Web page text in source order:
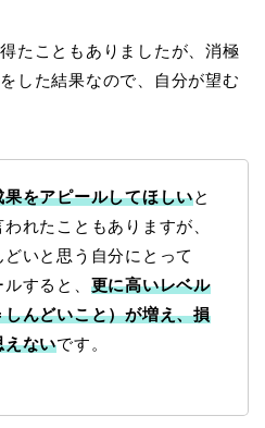
たこともありましたが、消極
した結果なので、自分が望む
果をアピールしてほしいと
われたこともありますが、
いと思う自分にとって
すると、 更に高いレベル
しんどいこと）が増え、損
えないです。